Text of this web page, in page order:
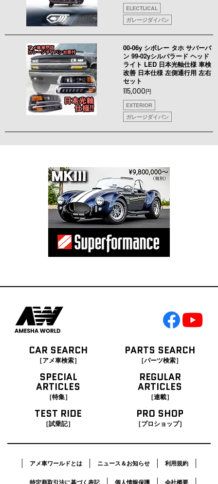
ELECTLICAL
ガレージダイバン
00-06y シボレー タホ サバーバ
ン 99-02yシルバラード ヘッド
ライト LED 日本光軸仕様 車検
改善 日本仕様 左側通行用 左右
セット
115,000円
EXTERIOR
ガレージダイバン
CAR SEARCH
［アメ車検索］
PARTS SEARCH
［パーツ検索］
SPECIAL
ARTICLES
［特集］
REGULAR
ARTICLES
［連載］
TEST RIDE
［試乗記］
PRO SHOP
［プロショップ］
アメ車ワールドとは ニュース＆お知らせ 利用規約